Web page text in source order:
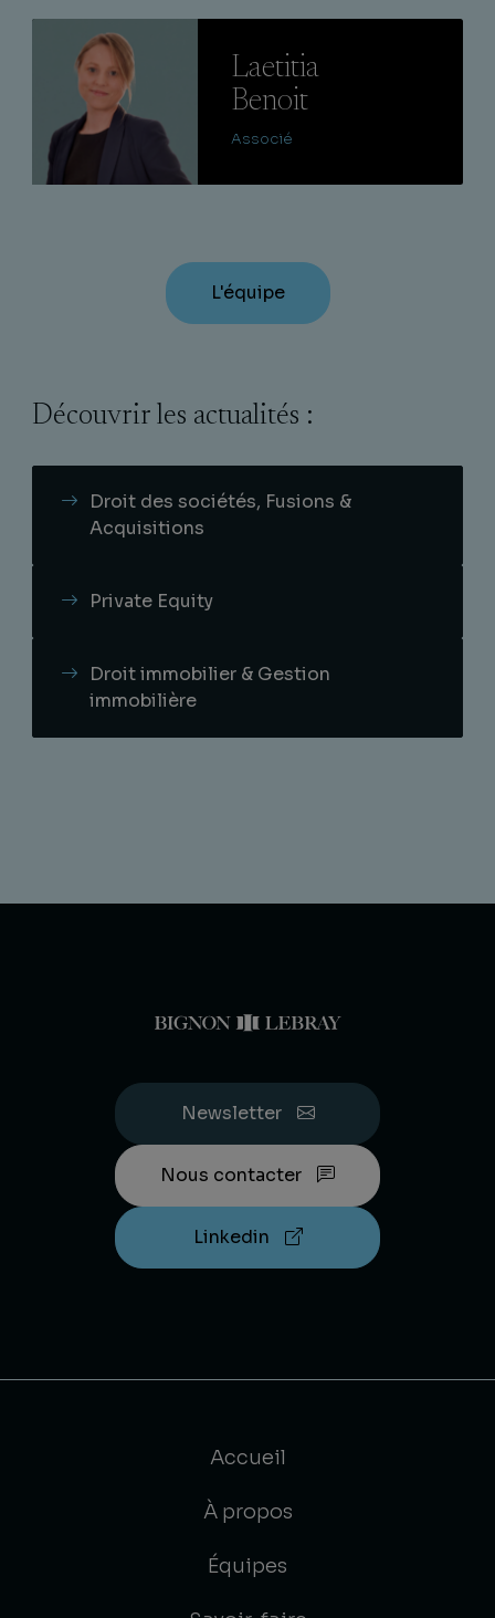
Laetitia
Benoit
Associé
L'équipe
Découvrir les actualités :
Droit des sociétés, Fusions &
Acquisitions
Private Equity
Droit immobilier & Gestion
immobilière
Newsletter
Nous contacter
Linkedin
Accueil
À propos
Équipes